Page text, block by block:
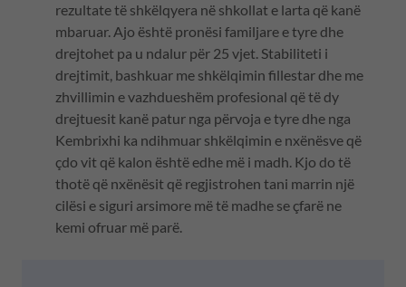
rezultate të shkëlqyera në shkollat e larta që kanë
mbaruar. Ajo është pronësi familjare e tyre dhe
drejtohet pa u ndalur për 25 vjet. Stabiliteti i
drejtimit, bashkuar me shkëlqimin fillestar dhe me
zhvillimin e vazhdueshëm profesional që të dy
drejtuesit kanë patur nga përvoja e tyre dhe nga
Kembrixhi ka ndihmuar shkëlqimin e nxënësve që
çdo vit që kalon është edhe më i madh. Kjo do të
thotë që nxënësit që regjistrohen tani marrin një
cilësi e siguri arsimore më të madhe se çfarë ne
kemi ofruar më parë.